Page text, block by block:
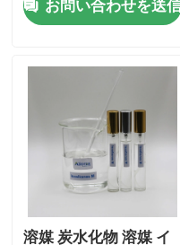
品質管理
私達に連絡しなさい
ニュース
Isoparaffinの液体
お問い合わせを送
溶媒 炭水化物 溶媒 イ